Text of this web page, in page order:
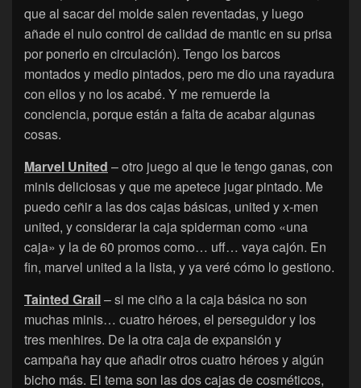
que al sacar del molde salen reventadas, y luego
añade el nulo control de calidad de mantic en su prisa
por ponerlo en circulación). Tengo los barcos
montados y medio pintados, pero me dio una rayadura
con ellos y no los acabé. Y me remuerde la
conciencia, porque están a falta de acabar algunas
cosas.
Marvel United – otro juego al que le tengo ganas, con
minis deliciosas y que me apetece jugar pintado. Me
puedo ceñir a las dos cajas básicas, united y x-men
united, y considerar la caja spiderman como «una
caja» y la de 60 promos como… uff… vaya cajón. En
fin, marvel united a la lista, y ya veré cómo lo gestiono.
Tainted Grail– si me ciño a la caja básica no son
muchas minis… cuatro héroes, el perseguidor y los
tres menhires. De la otra caja de expansión y
campaña hay que añadir otros cuatro héroes y algún
bicho más. El tema son las dos cajas de cosméticos,